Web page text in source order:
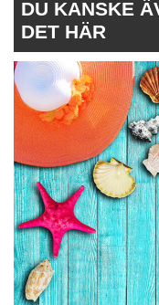
DU KANSKE
DET HÄR